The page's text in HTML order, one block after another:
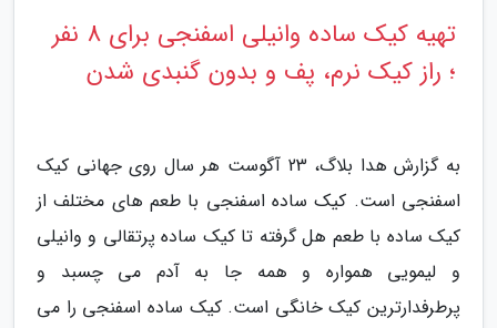
تهیه کیک ساده وانیلی اسفنجی برای 8 نفر
؛ راز کیک نرم، پف و بدون گنبدی شدن
به گزارش هدا بلاگ، 23 آگوست هر سال روی جهانی کیک
اسفنجی است. کیک ساده اسفنجی با طعم های مختلف از
کیک ساده با طعم هل گرفته تا کیک ساده پرتقالی و وانیلی
و لیمویی همواره و همه جا به آدم می چسبد و
پرطرفدارترین کیک خانگی است. کیک ساده اسفنجی را می